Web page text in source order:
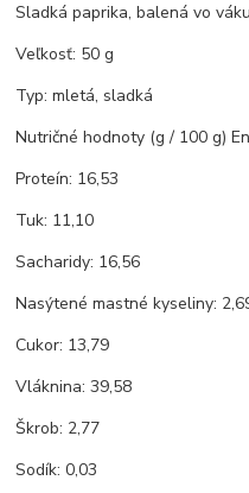
Sladká paprika, balená vo
Veľkosť: 50 g
Typ: mletá, sladká
Nutričné hodnoty (g / 100 g)
Proteín: 16,53
Tuk: 11,10
Sacharidy: 16,56
Nasýtené mastné kyseliny:
Cukor: 13,79
Vláknina: 39,58
Škrob: 2,77
Sodík: 0,03